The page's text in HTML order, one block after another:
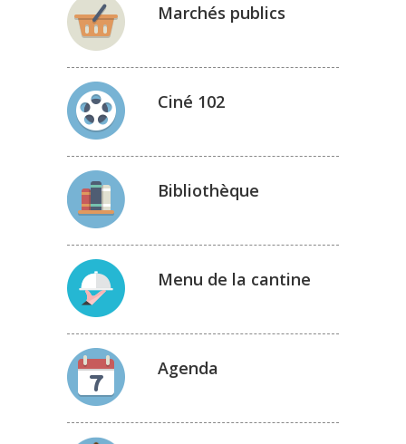
Marchés publics
Ciné 102
Bibliothèque
Menu de la cantine
Agenda